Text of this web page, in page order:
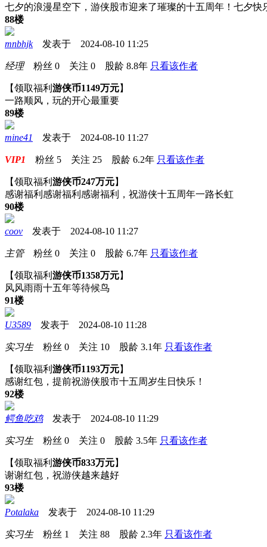
七夕的浪漫星空下，游侠股市迎来了璀璨的十五周年！七夕快
88楼
mnbhjk发表于 2024-08-10 11:25
经理粉丝 0 关注 0 股龄 8.8年 只看该作者
【领取福利 游侠币1149万元】
一路顺风，玩的开心最重要
89楼
mine41 发表于 2024-08-10 11:27
VIP1 粉丝 5 关注 25 股龄 6.2年 只看该作者
【领取福利 游侠币247万元】
感谢福利感谢福利感谢福利，祝游侠十五周年一路长虹
90楼
coov 发表于 2024-08-10 11:27
主管粉丝 0 关注 0 股龄 6.7年 只看该作者
【领取福利 游侠币1358万元】
风风雨雨十五年等待候鸟
91楼
U3589 发表于 2024-08-10 11:28
实习生粉丝 0 关注 10 股龄 3.1年 只看该作者
【领取福利 游侠币1193万元】
感谢红包，提前祝游侠股市十五周岁生日快乐！
92楼
鳄鱼吃鸡发表于 2024-08-10 11:29
实习生粉丝 0 关注 0 股龄 3.5年 只看该作者
【领取福利 游侠币833万元】
谢谢红包，祝游侠越来越好
93楼
Potalaka 发表于 2024-08-10 11:29
实习生粉丝 1 关注 88 股龄 2.3年 只看该作者